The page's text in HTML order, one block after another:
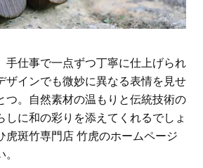
手仕事で一点ずつ丁寧に仕上げられ
ザインでも微妙に異なる表情を見せ
つ。自然素材の温もりと伝統技術の
しに和の彩りを添えてくれるでしょ
虎斑竹専門店 竹虎のホームページ